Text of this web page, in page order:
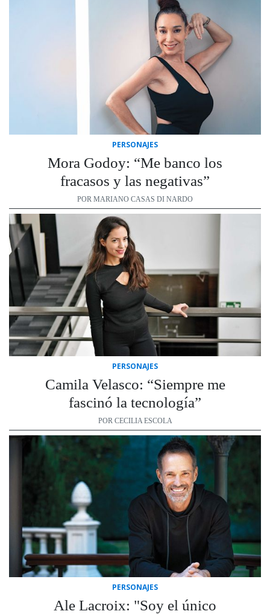
PERSONAJES
Mora Godoy: “Me banco los
fracasos y las negativas”
POR MARIANO CASAS DI NARDO
PERSONAJES
Camila Velasco: “Siempre me
fascinó la tecnología”
POR CECILIA ESCOLA
PERSONAJES
Ale Lacroix: "Soy el único